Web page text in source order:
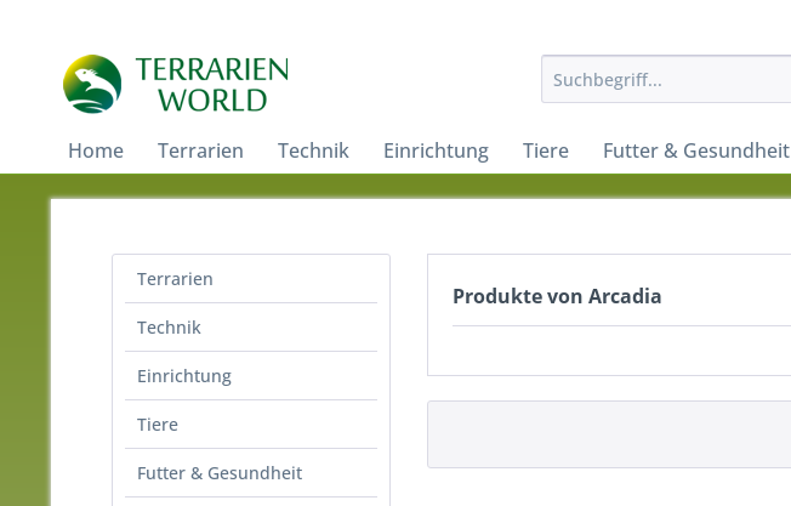
Home Terrarien Technik Einrichtung Tiere Futter & Gesundheit
Terrarien
Technik
Einrichtung
Tiere
Futter & Gesundheit
Produkte von Arcadia